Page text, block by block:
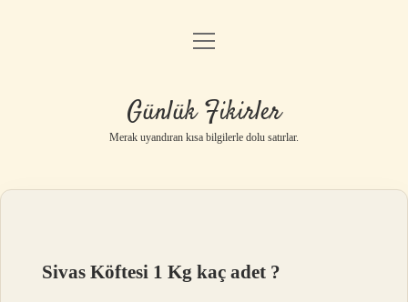
Anasayfa
Yasal Uyarı
menüyü
Günlük Fikirler
Merak uyandıran kısa bilgilerle dolu satırlar.
Sivas Köftesi 1 Kg kaç adet ?